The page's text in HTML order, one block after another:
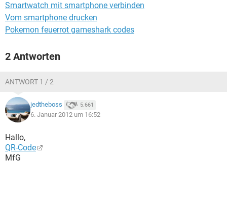
Smartwatch mit smartphone verbinden
Vom smartphone drucken
Pokemon feuerrot gameshark codes
2 Antworten
ANTWORT 1 / 2
jedtheboss 5.661
6. Januar 2012 um 16:52
Hallo,
QR-Code
MfG